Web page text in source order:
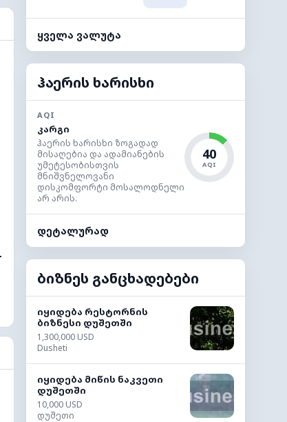
ყველა ვალუტა
ჰაერის ხარისხი
AQI
კარგი
ჰაერის ხარისხი ზოგადად
მისაღებია და ადამიანების
უმეტესობისთვის
მნიშვნელოვანი
დისკომფორტი მოსალოდნელი
არ არის.
40
AQI
დეტალურად
ბიზნეს განცხადებები
იყიდება რესტორნის
ბიზნესი დუშეთში
1,300,000 USD
Dusheti
იყიდება მიწის ნაკვეთი
დუშეთში
10,000 USD
დუშეთი